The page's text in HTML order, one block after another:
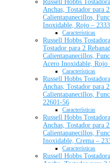
Russell Hobbs
Anchas, Tostador para
Calientapanecillos,
Inoxidable, Rojo –
Características
Russell Hobbs
Tostador para 2
Calientapanecillos,
Acero Inoxidable, Rojo
Características
Russell Hobbs
Anchas, Tostador para
Calientapanecillos,
22601-56
Características
Russell Hobbs
Anchas, Tostador para
Calientapanecillos,
Inoxidable, Crema –
Características
Russell Hobbs